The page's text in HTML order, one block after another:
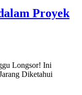
Proyek
Longsor! Ini
Diketahui